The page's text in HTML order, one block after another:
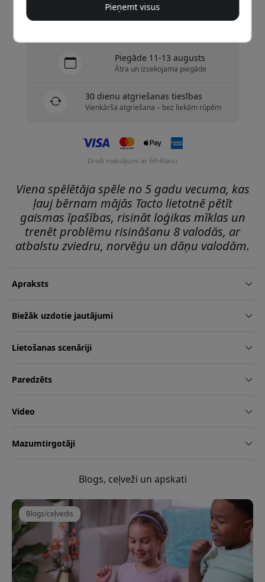
Piegāde 9.99 EUR uz Latvija
Piegāde 11-13 augusts
Ātra un izsekojama piegāde
30 dienu atgriešanas tiesības
Vienkārša atgriešana – bez liekām rūpēm
Droši maksājumi ar šifrēšanu
Viena spēlētāja spēle no 5 gadu vecuma, kas
ļauj bērnam mājās Tacto lietotnē pētīt
gaismas īpašības, risināt loģikas mīklas un
trenēt problēmu risināšanu 8 valodās, ar
atbalstu zviedru, norvēģu un dāņu valodām.
Apraksts
Biežāk uzdotie jautājumi
Lietošanas scenāriji
Paredzēts
Video
Mazumtirgotāji
Blogs, ceļveži un apskati
Blogs/ceļvedis
Pieņemt visus